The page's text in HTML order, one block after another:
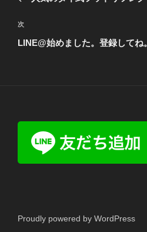
ナ
ビ
ゲ
稿
次
の
次
LINE@始めました。登録してね。
Proudly powered by WordPress